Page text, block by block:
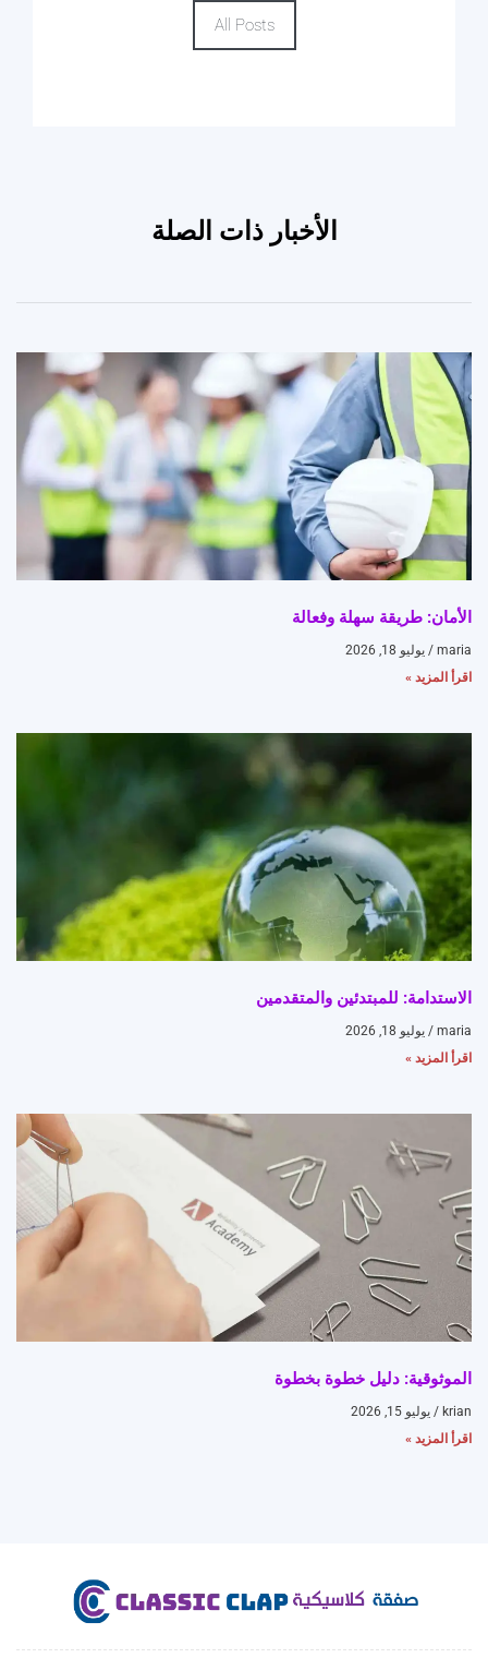
All Posts
الأخبار ذات الصلة
الأمان: طريقة سهلة وفعالة
maria
يوليو 18, 2026
اقرأ المزيد »
الاستدامة: للمبتدئين والمتقدمين
maria
يوليو 18, 2026
اقرأ المزيد »
الموثوقية: دليل خطوة بخطوة
krian
يوليو 15, 2026
اقرأ المزيد »